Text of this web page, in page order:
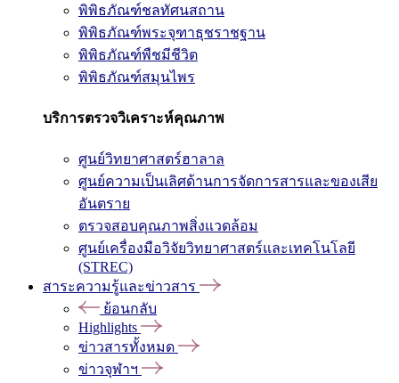
พิพิธภัณฑ์ชลทัศนสถาน
พิพิธภัณฑ์พระจุฑาธุชราชฐาน
พิพิธภัณฑ์พืชมีชีวิต
พิพิธภัณฑ์สมุนไพร
บริการตรวจวิเคราะห์คุณภาพ
ศูนย์วิทยาศาสตร์ฮาลาล
ศูนย์ความเป็นเลิศด้านการจัดการสารและของเสีย
อันตราย
ตรวจสอบคุณภาพสิ่งแวดล้อม
ศูนย์เครื่องมือวิจัยวิทยาศาสตร์และเทคโนโลยี
(STREC)
สาระความรู้และข่าวสาร
ย้อนกลับ
Highlights
ข่าวสารทั้งหมด
ข่าวจุฬาฯ